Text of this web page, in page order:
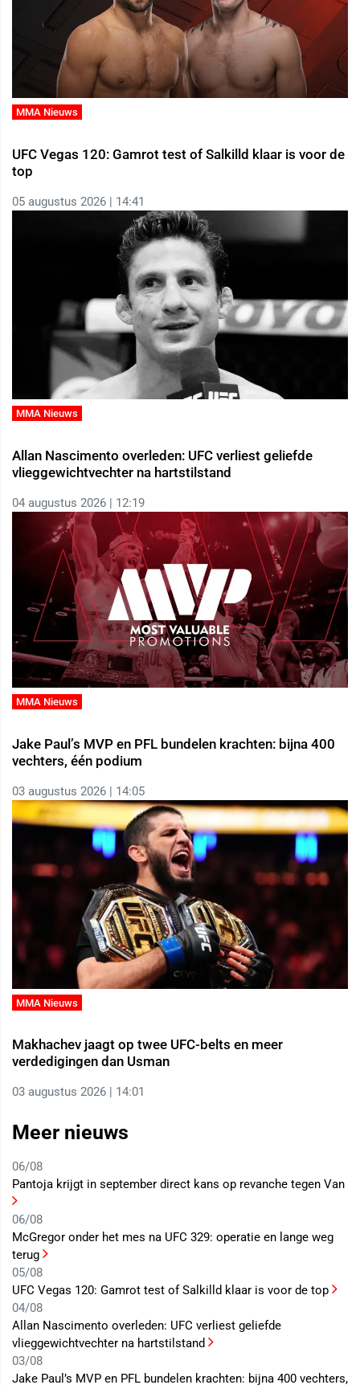
MMA Nieuws
UFC Vegas 120: Gamrot test of Salkilld klaar is voor de
top
05 augustus 2026 | 14:41
MMA Nieuws
Allan Nascimento overleden: UFC verliest geliefde
vlieggewichtvechter na hartstilstand
04 augustus 2026 | 12:19
MMA Nieuws
Jake Paul’s MVP en PFL bundelen krachten: bijna 400
vechters, één podium
03 augustus 2026 | 14:05
MMA Nieuws
Makhachev jaagt op twee UFC-belts en meer
verdedigingen dan Usman
03 augustus 2026 | 14:01
Meer nieuws
06/08
Pantoja krijgt in september direct kans op revanche tegen Van
06/08
McGregor onder het mes na UFC 329: operatie en lange weg
terug
05/08
UFC Vegas 120: Gamrot test of Salkilld klaar is voor de top
04/08
Allan Nascimento overleden: UFC verliest geliefde
vlieggewichtvechter na hartstilstand
03/08
Jake Paul’s MVP en PFL bundelen krachten: bijna 400 vechters,